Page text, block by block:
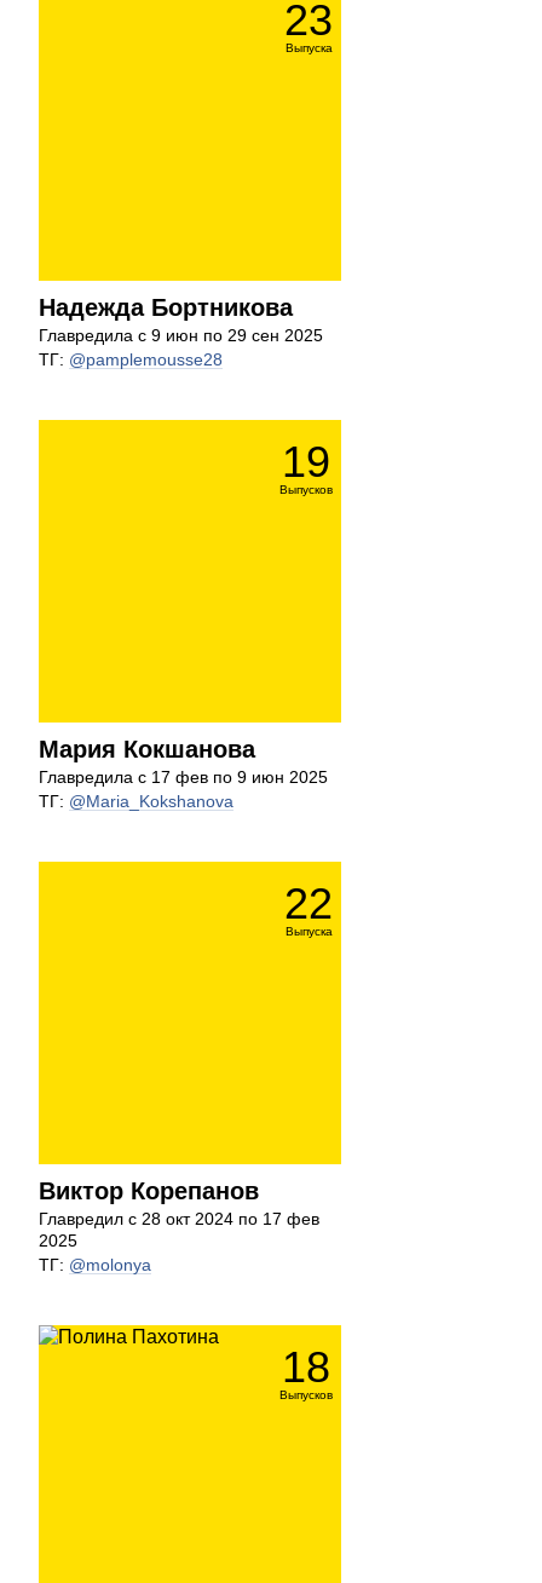
23
Выпуска
Надежда Бортникова
Главредила с 9 июн по 29 сен 2025
ТГ: @pamplemousse28
19
Выпусков
Мария Кокшанова
Главредила с 17 фев по 9 июн 2025
ТГ: @Maria_Kokshanova
22
Выпуска
Виктор Корепанов
Главредил с 28 окт 2024 по 17 фев
2025
ТГ: @molonya
18
Выпусков